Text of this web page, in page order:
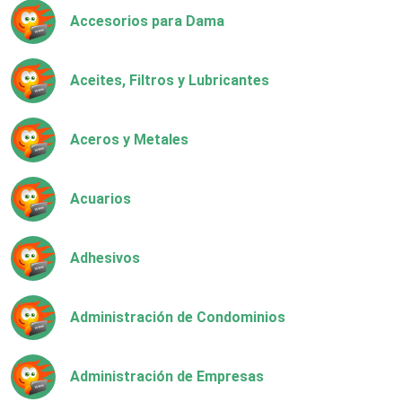
Accesorios para Dama
Aceites, Filtros y Lubricantes
Aceros y Metales
Acuarios
Adhesivos
Administración de Condominios
Administración de Empresas